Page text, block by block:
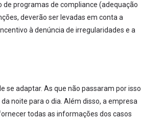
programas de compliance (adequação
deverão ser levadas em conta a
à denúncia de irregularidades e a
se adaptar. As que não passaram por isso
noite para o dia. Além disso, a empresa
todas as informações dos casos